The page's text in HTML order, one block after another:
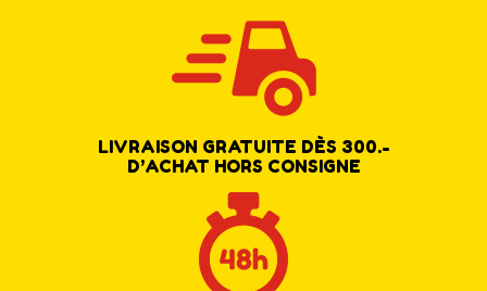
LIVRAISON GRATUITE DÈS 300.-
D’ACHAT HORS CONSIGNE